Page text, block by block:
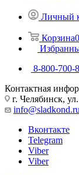
Личный
Корзина0
8-800-700-
Контактная
г. Челябинск,
info@sladkond.ru
Вконтакте
Telegram
Viber
Viber